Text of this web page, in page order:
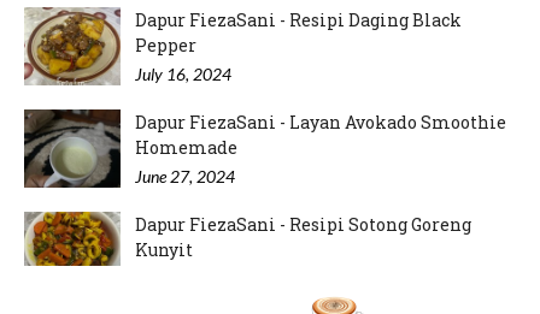
Dapur FiezaSani - Resipi Daging Black
Pepper
July 16, 2024
Dapur FiezaSani - Layan Avokado Smoothie
Homemade
June 27, 2024
Dapur FiezaSani - Resipi Sotong Goreng
Kunyit